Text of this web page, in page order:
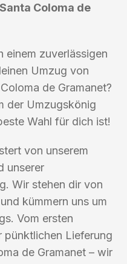
Coloma de
einem zuverlässigen
Umzug von
de Gramanet?
der Umzugskönig
Wahl für dich ist!
von unserem
unserer
Wir stehen dir von
kümmern uns um
Vom ersten
pünktlichen Lieferung
de Gramanet – wir